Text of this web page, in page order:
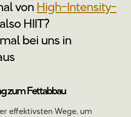
von High-Intensity-
HIIT?
bei uns in
zum Fettabbau
effektivsten Wege, um